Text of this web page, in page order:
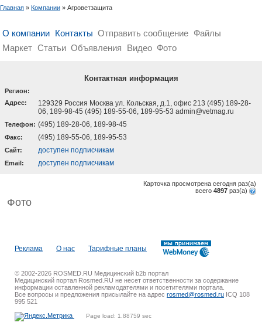
Главная » Компании » Агроветзащита
О компании Контакты Отправить сообщение Файлы
Маркет Статьи Объявления Видео Фото
Контактная информация
Регион:
Адрес:
129329 Россия Москва ул. Кольская, д.1, офис 213 (495) 189-28-
06, 189-98-45 (495) 189-55-06, 189-95-53 admin@vetmag.ru
Телефон: (495) 189-28-06, 189-98-45
Факс: (495) 189-55-06, 189-95-53
Cайт: доступен подписчикам
Email: доступен подписчикам
Карточка просмотрена сегодня раз(a)
всего 4897 раз(a)
Фото
Реклама О нас Тарифные планы
© 2002-2026 ROSMED.RU Медицинский b2b портал
Медицинский портал Rosmed.RU не несет ответственности за содержание
информации оставленной рекламодателями и посетителями портала.
Все вопросы и предложения присылайте на адрес rosmed@rosmed.ru ICQ 108
995 521
Page load: 1.88759 sec